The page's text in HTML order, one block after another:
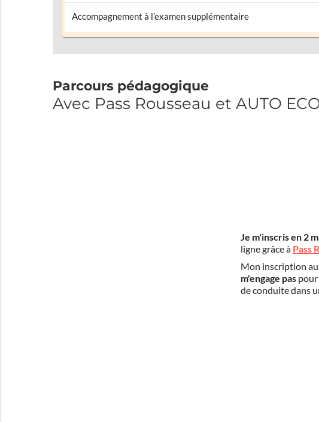
Accompagnement à l’examen supplémentaire
Parcours pédagogique
Avec Pass Rousseau et AUTO
Je m'inscris en 2
ligne grâce à Pass
Mon inscription
m'engage pas pour
de conduite dans